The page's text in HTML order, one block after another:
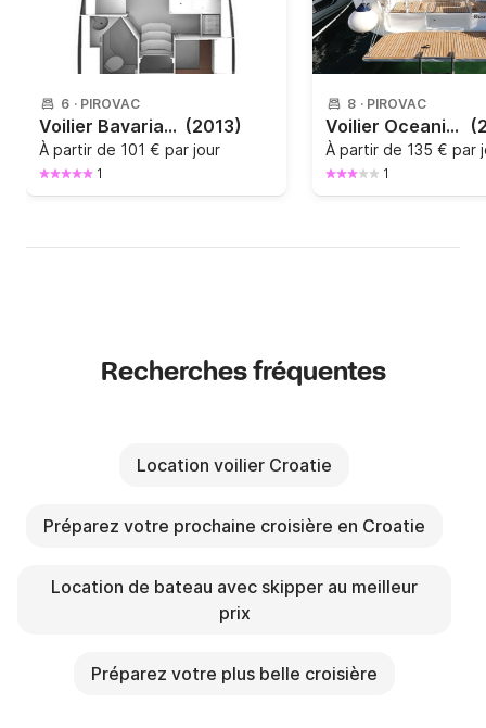
6 · PIROVAC
Voilier Bavaria Bavaria Cruiser 33 9.99m (2013)
À partir de 101 € par jour
1
8 · PIROVAC
Voilier Oceanis 34.1 10m
À partir de 135 € par
1
Recherches fréquentes
Location voilier Croatie
Préparez votre prochaine croisière en Croatie
Location de bateau avec skipper au meilleur
prix
Préparez votre plus belle croisière